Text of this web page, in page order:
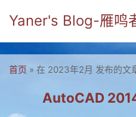
Yaner's Blog-雁鸣
首
分
首页 » 在 2023年2月 发布的文
AutoCAD